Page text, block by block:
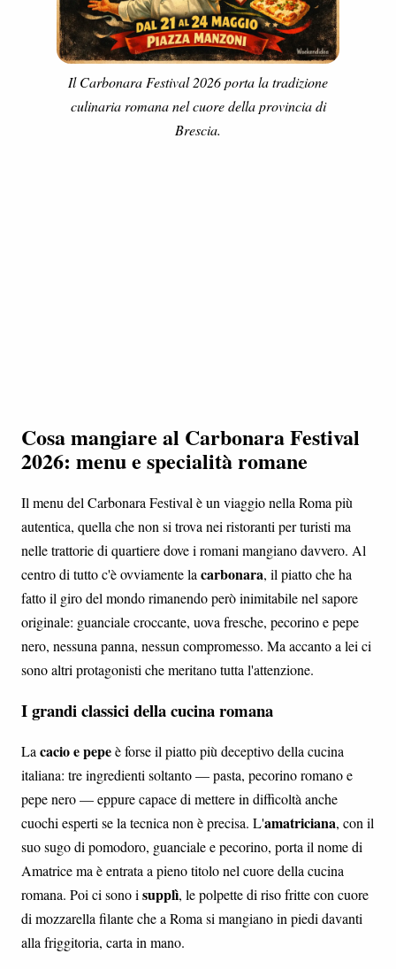
Il Carbonara Festival 2026 porta la tradizione
culinaria romana nel cuore della provincia di
Brescia.
Cosa mangiare al Carbonara Festival
2026: menu e specialità romane
Il menu del Carbonara Festival è un viaggio nella Roma più
autentica, quella che non si trova nei ristoranti per turisti ma
nelle trattorie di quartiere dove i romani mangiano davvero. Al
centro di tutto c'è ovviamente lacarbonara, il piatto che ha
fatto il giro del mondo rimanendo però inimitabile nel sapore
originale: guanciale croccante, uova fresche, pecorino e pepe
nero, nessuna panna, nessun compromesso. Ma accanto a lei ci
sono altri protagonisti che meritano tutta l'attenzione.
I grandi classici della cucina romana
La cacio e pepeè forse il piatto più deceptivo della cucina
italiana: tre ingredienti soltanto — pasta, pecorino romano e
pepe nero — eppure capace di mettere in difficoltà anche
cuochi esperti se la tecnica non è precisa. L'amatriciana, con il
suo sugo di pomodoro, guanciale e pecorino, porta il nome di
Amatrice ma è entrata a pieno titolo nel cuore della cucina
romana. Poi ci sono i supplì, le polpette di riso fritte con cuore
di mozzarella filante che a Roma si mangiano in piedi davanti
alla friggitoria, carta in mano.